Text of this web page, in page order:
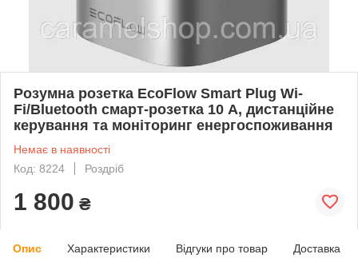
Розумна розетка EcoFlow Smart Plug Wi-
Fi/Bluetooth смарт-розетка 10 А, дистанційне
керування та моніторинг енергоспоживання
Немає в наявності
Код: 8224
Роздріб
1 800 ₴
Опис Характеристики Відгуки про товар Доставка